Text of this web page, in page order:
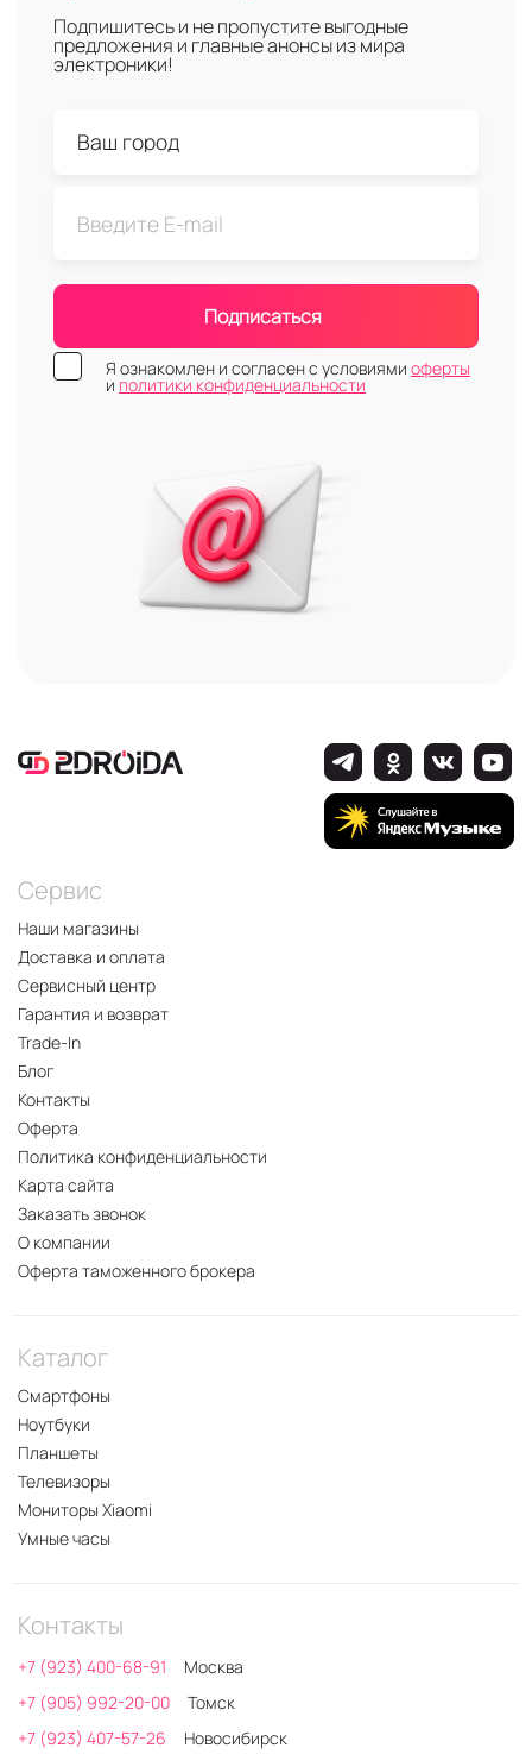
Подпишитесь и не пропустите выгодные
предложения и главные анонсы из мира
электроники!
Подписаться
Я ознакомлен и согласен с условиями оферты
и политики конфиденциальности
Сервис
Наши магазины
Доставка и оплата
Сервисный центр
Гарантия и возврат
Trade-In
Блог
Контакты
Оферта
Политика конфиденциальности
Карта сайта
Заказать звонок
О компании
Оферта таможенного брокера
Каталог
Смартфоны
Ноутбуки
Планшеты
Телевизоры
Мониторы Xiaomi
Умные часы
Контакты
+7 (923) 400-68-91
Москва
+7 (905) 992-20-00
Томск
+7 (923) 407-57-26
Новосибирск